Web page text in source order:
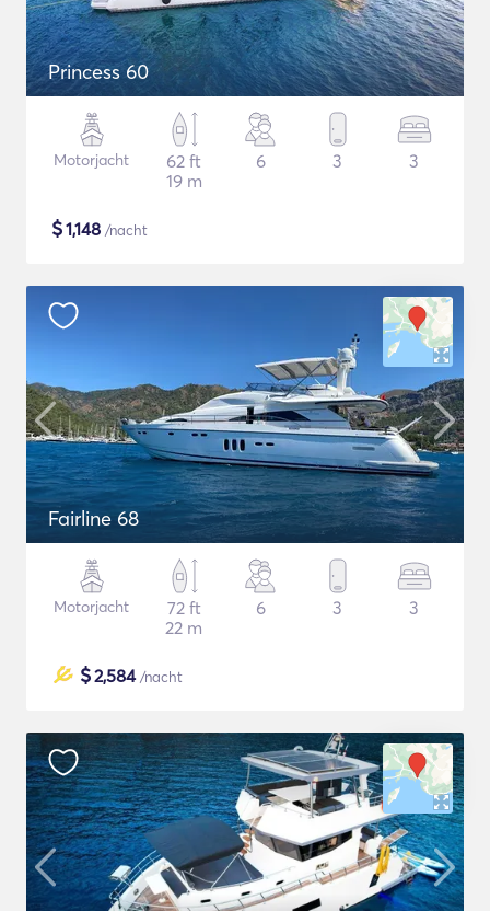
Princess 60
Motorjacht
62 ft
19 m
6 3 3
$1,148 /nacht
Fairline 68
Motorjacht
72 ft
22 m
6 3 3
$2,584/nacht